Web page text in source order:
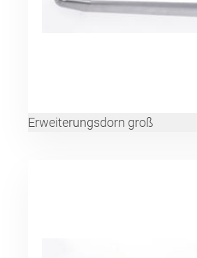
Erweiterungsdorn groß